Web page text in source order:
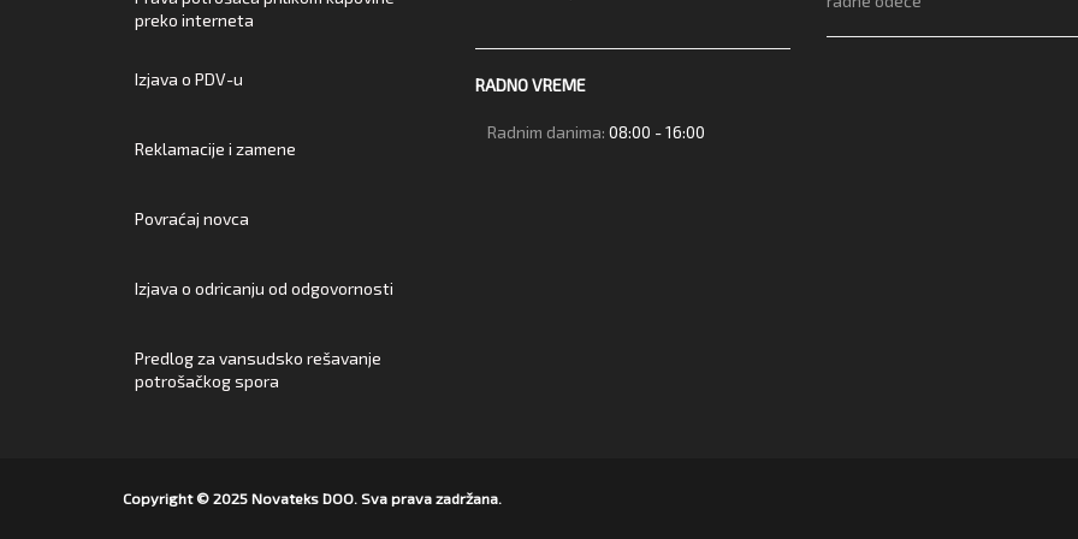
preko interneta
Izjava o PDV-u
Reklamacije i zamene
Povraćaj novca
Izjava o odricanju od odgovornosti
Predlog za vansudsko rešavanje
potrošačkog spora
RADNO VREME
Radnim danima: 08:00 - 16:00
Copyright © 2025 Novateks DOO. Sva prava zadržana.